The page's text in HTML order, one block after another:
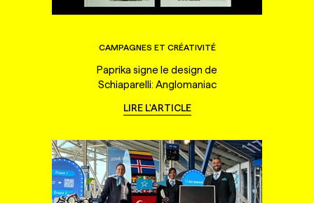
CAMPAGNES ET CRÉATIVITÉ
Paprika signe le design de
Schiaparelli: Anglomaniac
LIRE L'ARTICLE